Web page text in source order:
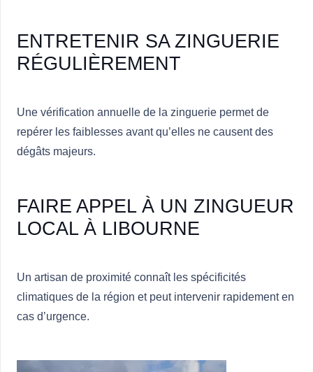
ENTRETENIR SA ZINGUERIE
RÉGULIÈREMENT
Une vérification annuelle de la zinguerie permet de
repérer les faiblesses avant qu’elles ne causent des
dégâts majeurs.
FAIRE APPEL À UN ZINGUEUR
LOCAL À LIBOURNE
Un artisan de proximité connaît les spécificités
climatiques de la région et peut intervenir rapidement en
cas d’urgence.